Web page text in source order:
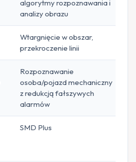
algorytmy rozpoznawania i
analizy obrazu
Wtargnięcie w obszar,
przekroczenie linii
Rozpoznawanie
osoba/pojazd mechaniczny
z redukcją fałszywych
alarmów
SMD Plus